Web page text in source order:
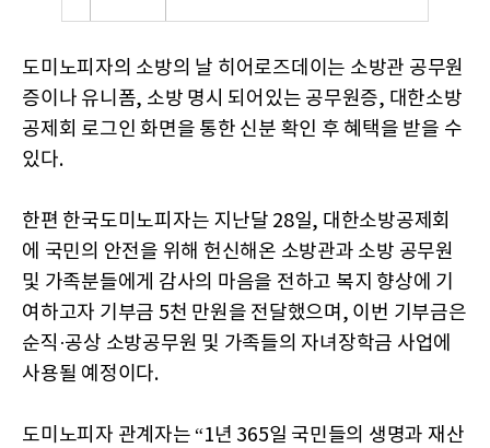
도미노피자의 소방의 날 히어로즈데이는 소방관 공무원
증이나 유니폼, 소방 명시 되어있는 공무원증, 대한소방
공제회 로그인 화면을 통한 신분 확인 후 혜택을 받을 수
있다.
한편 한국도미노피자는 지난달 28일, 대한소방공제회
에 국민의 안전을 위해 헌신해온 소방관과 소방 공무원
및 가족분들에게 감사의 마음을 전하고 복지 향상에 기
여하고자 기부금 5천 만원을 전달했으며, 이번 기부금은
순직·공상 소방공무원 및 가족들의 자녀장학금 사업에
사용될 예정이다.
도미노피자 관계자는 “1년 365일 국민들의 생명과 재산